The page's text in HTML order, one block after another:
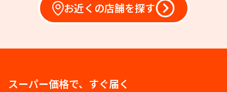
お近くの店舗を探す
スーパー価格で、すぐ届く